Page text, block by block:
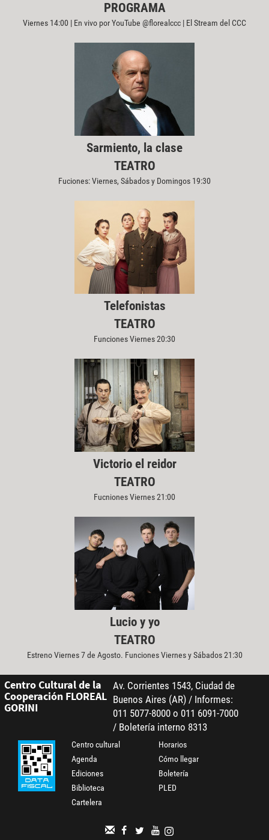
PROGRAMA
Viernes 14:00 | En vivo por YouTube @florealccc | El Stream del CCC
Sarmiento, la clase
TEATRO
Fuciones: Viernes, Sábados y Domingos 19:30
Telefonistas
TEATRO
Funciones Viernes 20:30
Victorio el reidor
TEATRO
Fucniones Viernes 21:00
Lucio y yo
TEATRO
Estreno Viernes 7 de Agosto. Funciones Viernes y Sábados 21:30
Centro Cultural de la
Cooperación FLOREAL
GORINI
Av. Corrientes 1543, Ciudad de
Buenos Aires (AR) / Informes:
011 5077-8000 o 011 6091-7000
/ Boletería interno 8313
Centro cultural
Agenda
Ediciones
Biblioteca
Cartelera
Horarios
Cómo llegar
Boletería
PLED